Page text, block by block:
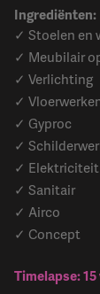
Ingrediënten:
✓ Stoelen en
✓ Meubilair
✓ Verlichting
✓
✓ Gyproc
✓
✓ Elektriciteit
✓ Sanitair
✓ Airco
✓ Concept
Timelapse: